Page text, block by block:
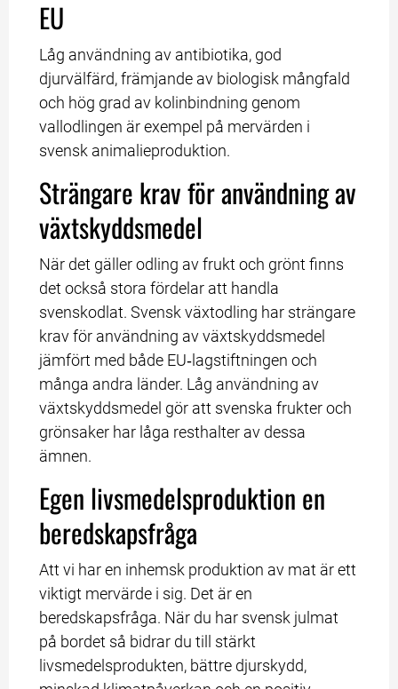
EU
Låg användning av antibiotika, god
djurvälfärd, främjande av biologisk mångfald
och hög grad av kolinbindning genom
vallodlingen är exempel på mervärden i
svensk animalieproduktion.
Strängare krav för användning av
växtskyddsmedel
När det gäller odling av frukt och grönt finns
det också stora fördelar att handla
svenskodlat. Svensk växtodling har strängare
krav för användning av växtskydds­medel
jämfört med både EU‑lagstiftningen och
många andra länder. Låg användning av
växtskyddsmedel gör att svenska frukter och
grönsaker har låga resthalter av dessa
ämnen.
Egen livsmedelsproduktion en
beredskapsfråga
Att vi har en inhemsk produktion av mat är ett
viktigt mervärde i sig. Det är en
beredskapsfråga. När du har svensk julmat
på bordet så bidrar du till stärkt
livsmedelsprodukten, bättre djurskydd,